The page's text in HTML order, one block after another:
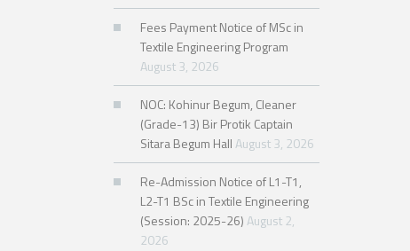
Fees Payment Notice of MSc in
Textile Engineering Program
August 3, 2026
NOC: Kohinur Begum, Cleaner
(Grade-13) Bir Protik Captain
Sitara Begum HallAugust 3, 2026
Re-Admission Notice of L1-T1,
L2-T1 BSc in Textile Engineering
(Session: 2025-26)August 2,
2026